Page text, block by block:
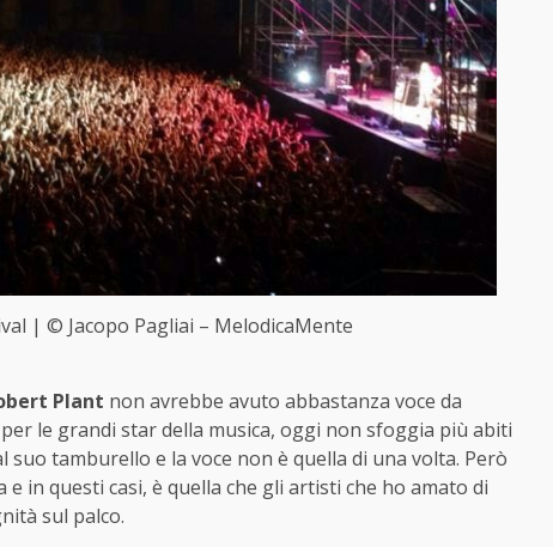
| © Jacopo Pagliai – MelodicaMente
Plant non avrebbe avuto abbastanza voce da
le grandi star della musica, oggi non sfoggia più abiti
tamburello e la voce non è quella di una volta. Però
in questi casi, è quella che gli artisti che ho amato di
sul palco.